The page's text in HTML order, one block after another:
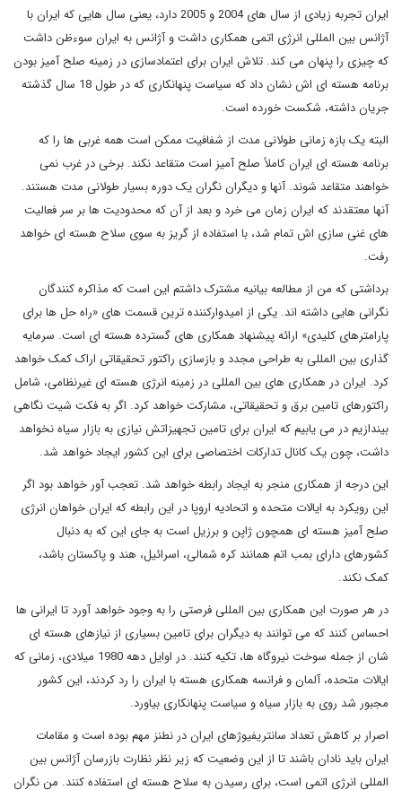
ایران تجربه زیادی از سال های 2004 و 2005 دارد، یعنی سال هایی که ایران با
آژانس بین المللی انرژی اتمی همکاری داشت و آژانس به ایران سوءظن داشت
که چیزی را پنهان می کند. تلاش ایران برای اعتمادسازی در زمینه صلح آمیز بودن
برنامه هسته ای اش نشان داد که سیاست پنهانکاری که در طول 18 سال گذشته
جریان داشته، شکست خورده است.
البته یک بازه زمانی طولانی مدت از شفافیت ممکن است همه غربی ها را که
برنامه هسته ای ایران کاملاً صلح آمیز است متقاعد نکند. برخی در غرب نمی
خواهند متقاعد شوند. آنها و دیگران نگران یک دوره بسیار طولانی مدت هستند.
آنها معتقدند که ایران زمان می خرد و بعد از آن که محدودیت ها بر سر فعالیت
های غنی سازی اش تمام شد، با استفاده از گریز به سوی سلاح هسته ای خواهد
رفت.
برداشتی که من از مطالعه بیانیه مشترک داشتم این است که مذاکره کنندگان
نگرانی هایی داشته اند. یکی از امیدوارکننده ترین قسمت های «راه حل ها برای
پارامترهای کلیدی» ارائه پیشنهاد همکاری های گسترده هسته ای است. سرمایه
گذاری بین المللی به طراحی مجدد و بازسازی راکتور تحقیقاتی اراک کمک خواهد
کرد. ایران در همکاری های بین المللی در زمینه انرژی هسته ای غیرنظامی، شامل
راکتورهای تامین برق و تحقیقاتی، مشارکت خواهد کرد. اگر به فکت شیت نگاهی
بیندازیم در می یابیم که ایران برای تامین تجهیزاتش نیازی به بازار سیاه نخواهد
داشت، چون یک کانال تدارکات اختصاصی برای این کشور ایجاد خواهد شد.
این درجه از همکاری منجر به ایجاد رابطه خواهد شد. تعجب آور خواهد بود اگر
این رویکرد به ایالات متحده و اتحادیه اروپا در این رابطه که ایران خواهان انرژی
صلح آمیز هسته ای همچون ژاپن و برزیل است به جای این که به دنبال
کشورهای دارای بمب اتم همانند کره شمالی، اسرائیل، هند و پاکستان باشد،
کمک نکند.
در هر صورت این همکاری بین المللی فرصتی را به وجود خواهد آورد تا ایرانی ها
احساس کنند که می توانند به دیگران برای تامین بسیاری از نیازهای هسته ای
شان از جمله سوخت نیروگاه ها، تکیه کنند. در اوایل دهه 1980 میلادی، زمانی که
ایالات متحده، آلمان و فرانسه همکاری هسته با ایران را رد کردند، این کشور
مجبور شد روی به بازار سیاه و سیاست پنهانکاری بیاورد.
اصرار بر کاهش تعداد سانتریفیوژهای ایران در نطنز مهم بوده است و مقامات
ایران باید نادان باشند تا از این وضعیت که زیر نظر نظارت بازرسان آژانس بین
المللی انرژی اتمی است، برای رسیدن به سلاح هسته ای استفاده کنند. من نگران